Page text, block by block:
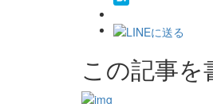
この記事を